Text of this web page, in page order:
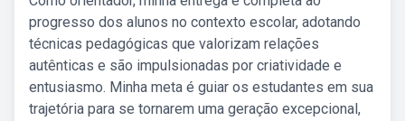
progresso dos alunos no contexto escolar, adotando
técnicas pedagógicas que valorizam relações
autênticas e são impulsionadas por criatividade e
entusiasmo. Minha meta é guiar os estudantes em sua
trajetória para se tornarem uma geração excepcional,